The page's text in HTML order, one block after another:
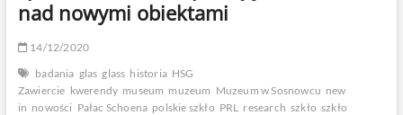
nad nowymi obiektami
14/12/2020
badania glas glass historia HSG
Zawiercie kwerendy museum muzeum Muzeum w Sosnowcu new
in nowości Pałac Schoena polskie szkło PRL research szkło szkło